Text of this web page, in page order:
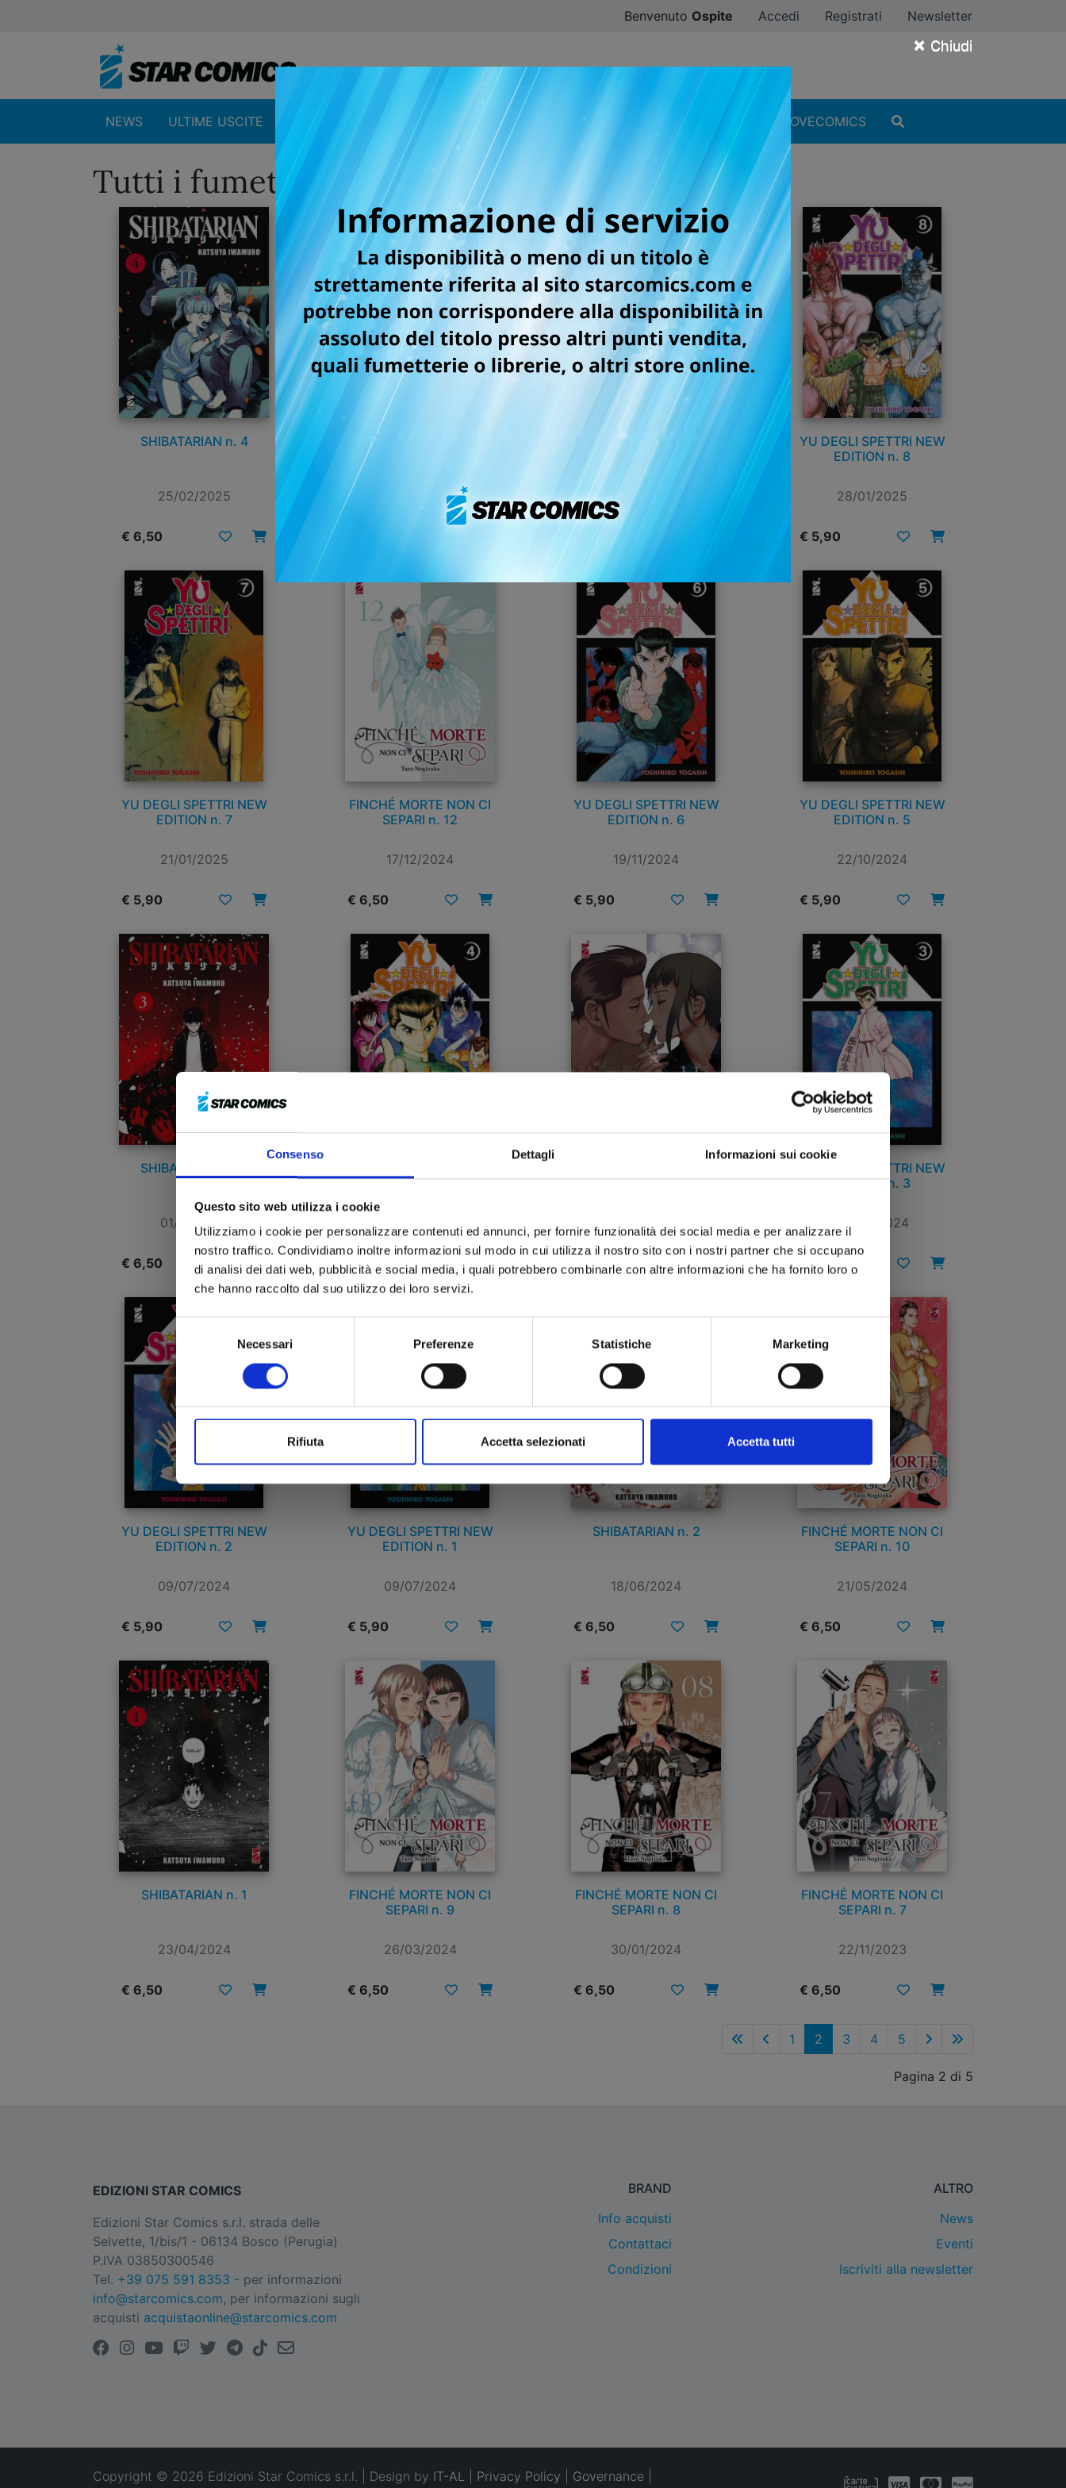
Consenso Dettagli Informazioni sui cookie
Questo sito web utilizza i cookie
Utilizziamo i cookie per personalizzare contenuti ed annunci, per fornire funzionalità dei social media e per analizzare il
nostro traffico. Condividiamo inoltre informazioni sul modo in cui utilizza il nostro sito con i nostri partner che si occupano
di analisi dei dati web, pubblicità e social media, i quali potrebbero combinarle con altre informazioni che ha fornito loro o
che hanno raccolto dal suo utilizzo dei loro servizi.
del
consenso
Necessari Preferenze Statistiche Marketing
Rifiuta Accetta selezionati Accetta tutti
× Chiudi
Benvenuto Ospite Accedi Registrati Newsletter
NEWS ULTIME USCITE CATALOGO SFOGLIA ONLINE DIGISTAR #ILOVEMANGA #ILOVECOMICS
Tutti i fumetti per la testata GHOST
SHIBATARIAN n. 4
25/02/2025
€ 6,50
YU DEGLI SPETTRI NEW
18/02/2025
STAGE S n. 1
11/02/2025
€ 6,90
YU DEGLI SPETTRI NEW
EDITION n. 8
28/01/2025
€ 5,90
YU DEGLI SPETTRI NEW
EDITION n. 7
21/01/2025
€ 5,90
FINCHÉ MORTE NON CI
SEPARI n. 12
17/12/2024
€ 6,50
YU DEGLI SPETTRI NEW
EDITION n. 6
19/11/2024
€ 5,90
YU DEGLI SPETTRI NEW
EDITION n. 5
22/10/2024
€ 5,90
SHIBATARIAN n. 3
01/10/2024
€ 6,50
EDITION n. 4
€ 5,90
SEPARI n. 11
03/09/2024
€ 6,50
YU DEGLI SPETTRI NEW
EDITION n. 3
03/09/2024
€ 5,90
YU DEGLI SPETTRI NEW
EDITION n. 2
09/07/2024
€ 5,90
YU DEGLI SPETTRI NEW
EDITION n. 1
09/07/2024
€ 5,90
SHIBATARIAN n. 2
18/06/2024
€ 6,50
FINCHÉ MORTE NON CI
SEPARI n. 10
21/05/2024
€ 6,50
SHIBATARIAN n. 1
23/04/2024
€ 6,50
FINCHÉ MORTE NON CI
SEPARI n. 9
26/03/2024
€ 6,50
FINCHÉ MORTE NON CI
SEPARI n. 8
30/01/2024
€ 6,50
FINCHÉ MORTE NON CI
SEPARI n. 7
22/11/2023
€ 6,50
1 2 3 4 5
Pagina 2 di 5
EDIZIONI STAR COMICS
Edizioni Star Comics s.r.l. strada delle
Selvette, 1/bis/1 - 06134 Bosco (Perugia)
P.IVA 03850300546
Tel. +39 075 591 8353 - per informazioni
info@starcomics.com, per informazioni sugli
acquisti acquistaonline@starcomics.com
BRAND
Info acquisti
Contattaci
Condizioni
ALTRO
News
Eventi
Iscriviti alla newsletter
Copyright © 2026 Edizioni Star Comics s.r.l. | Design by IT-AL Privacy Policy Governance